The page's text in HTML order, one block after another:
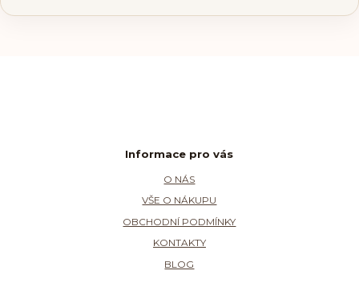
Informace pro vás
O NÁS
VŠE O NÁKUPU
OBCHODNÍ PODMÍNKY
KONTAKTY
BLOG